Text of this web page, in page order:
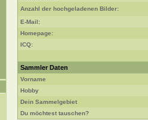
Anzahl der hochgeladenen Bilder:
E-Mail:
Homepage:
ICQ:
Sammler Daten
Vorname
Hobby
Dein Sammelgebiet
Du möchtest tauschen?